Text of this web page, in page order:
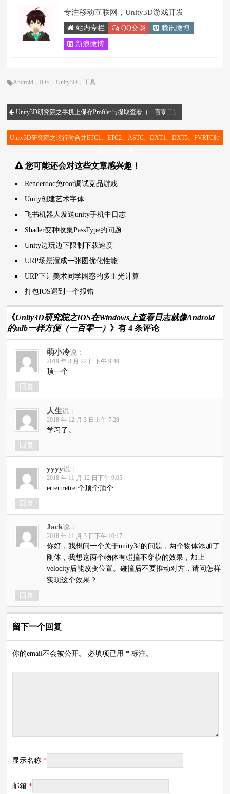
专注移动互联网，Unity3D游戏开发
站内专栏 QQ交谈 腾讯微博
新浪微博
Android ， IOS ，Unity3D ，工具
Unity3D研究院之手机上保存Profiler与提取查看（一百零二）
Unity3D研究院之运行时合并ETC1、ETC2、ASTC、DXT1、DXT5、PVRTC贴
您可能还会对这些文章感兴趣！
Renderdoc免root调试竞品游戏
Unity创建艺术字体
飞书机器人发送unity手机中日志
Shader变种收集PassType的问题
Unity边玩边下限制下载速度
URP场景渲成一张图优化性能
URP下让美术同学困惑的多主光计算
打包IOS遇到一个报错
《Unity3D研究院之IOS在Windows上查看日志就像Android
的adb一样方便（一百零一） 》有 4 条评论
萌小冷说：
2019 年 8 月 22 日下午 9:49
顶一个
回复
人生说：
2018 年 12 月 3 日上午 7:28
学习了。
回复
yyyy说：
2018 年 11 月 12 日下午 9:05
ertertretret个顶个顶个
回复
Jack说：
2018 年 11 月 3 日下午 10:17
你好，我想问一个关于unity3d的问题，两个物体添加了
刚体，我想这两个物体有碰撞不穿模的效果，加上
velocity后能改变位置。碰撞后不要推动对方，请问怎样
实现这个效果？
回复
留下一个回复
你的email不会被公开。 必填项已用 * 标注。
显示名称*
邮箱*